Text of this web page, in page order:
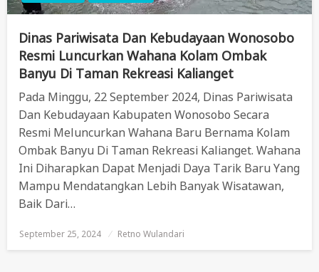
Dinas Pariwisata Dan Kebudayaan Wonosobo
Resmi Luncurkan Wahana Kolam Ombak
Banyu Di Taman Rekreasi Kalianget
Pada Minggu, 22 September 2024, Dinas Pariwisata
Dan Kebudayaan Kabupaten Wonosobo Secara
Resmi Meluncurkan Wahana Baru Bernama Kolam
Ombak Banyu Di Taman Rekreasi Kalianget. Wahana
Ini Diharapkan Dapat Menjadi Daya Tarik Baru Yang
Mampu Mendatangkan Lebih Banyak Wisatawan,
Baik Dari…
Posted
On
September 25, 2024 Retno Wulandari